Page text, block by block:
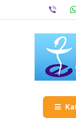
Skip to navigation
viber